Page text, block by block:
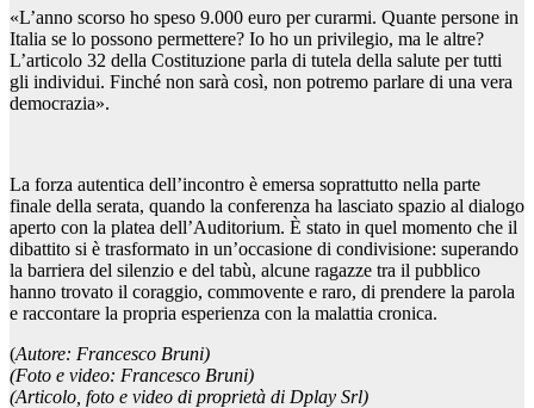
«L’anno scorso ho speso 9.000 euro per curarmi. Quante persone in
Italia se lo possono permettere? Io ho un privilegio, ma le altre?
L’articolo 32 della Costituzione parla di tutela della salute per tutti
gli individui. Finché non sarà così, non potremo parlare di una vera
democrazia».
La forza autentica dell’incontro è emersa soprattutto nella parte
finale della serata, quando la conferenza ha lasciato spazio al dialogo
aperto con la platea dell’Auditorium. È stato in quel momento che il
dibattito si è trasformato in un’occasione di condivisione: superando
la barriera del silenzio e del tabù, alcune ragazze tra il pubblico
hanno trovato il coraggio, commovente e raro, di prendere la parola
e raccontare la propria esperienza con la malattia cronica.
(Autore: Francesco Bruni)
(Foto e video: Francesco Bruni)
(Articolo, foto e video di proprietà di Dplay Srl)